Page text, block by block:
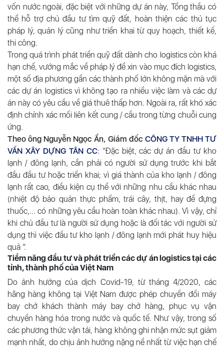
vốn nước ngoài, đặc biệt với những dự án này, Tổng thầu có
thể hỗ trợ chủ đầu tư tìm quỹ đất, hoàn thiện các thủ tục
pháp lý, quản lý cũng như triển khai từ quy hoạch, thiết kế,
thi công.
Trong quá trình phát triển quỹ đất dành cho logistics còn khá
hạn chế, vướng mắc về pháp lý để xin vào mục đích logistics,
một số địa phương gần các thành phố lớn không mặn mà với
các dự án logistics vì không tạo ra nhiều việc làm và các dự
án này có yêu cầu về giá thuê thấp hơn. Ngoài ra, rất khó xác
định chính xác mối liên kết cung / cầu trong từng chuỗi cung
ứng.
Theo ông Nguyễn Ngọc Ẩn, Giám đốc CÔNG TY TNHH TƯ
VẤN XÂY DỰNG TÂN CC: “Đặc biệt, các dự án đầu tư kho
lạnh / đông lạnh, cần phải có người sử dụng trước khi bắt
đầu đầu tư hoặc triển khai; vì giá thành của kho lạnh / đông
lạnh rất cao, điều kiện cụ thể với những nhu cầu khác nhau
(nhiệt độ bảo quản thực phẩm, trái cây, thịt, hay để đựng
thuốc,… có những yêu cầu hoàn toàn khác nhau). Vì vậy, chỉ
khi chủ đầu tư là người sử dụng hoặc là đối tác với người sử
dụng thì việc đầu tư kho lạnh / đông lạnh mới phát huy hiệu
quả ”.
Tiềm năng đầu tư và phát triển các dự án logistics tại các
tỉnh, thành phố của Việt Nam
Do ảnh hưởng của dịch Covid-19, từ tháng 4/2020, các
hãng hàng không tại Việt Nam được phép chuyển đổi máy
bay chở khách thành máy bay chở hàng, phục vụ vận
chuyển hàng hóa trong nước và quốc tế. Như vậy, trong số
các phương thức vận tải, hàng không ghi nhận mức sụt giảm
mạnh nhất, do chịu ảnh hưởng nặng nề nhất từ ​​việc hạn chế